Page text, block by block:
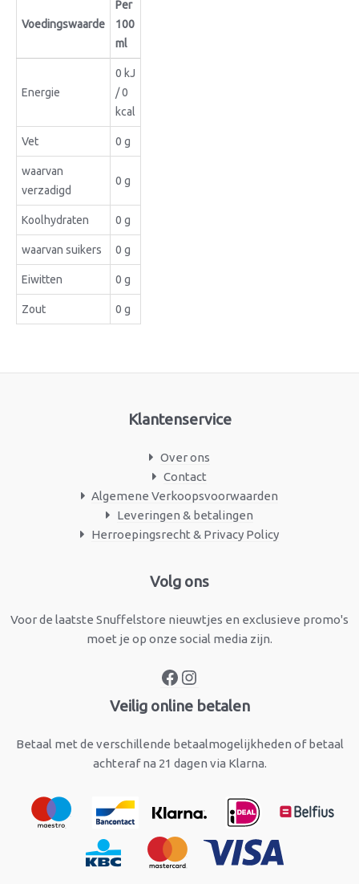
Voedingswaarde
Per
100
ml
Energie
0 kJ
/ 0
kcal
Vet 0 g
waarvan
verzadigd
0 g
Koolhydraten 0 g
waarvan suikers 0 g
Eiwitten 0 g
Zout 0 g
Klantenservice
Over ons
Contact
Algemene Verkoopsvoorwaarden
Leveringen & betalingen
Herroepingsrecht & Privacy Policy
Volg ons
Voor de laatste Snuffelstore nieuwtjes en exclusieve promo's
moet je op onze social media zijn.
Facebook
Veilig online betalen
Betaal met de verschillende betaalmogelijkheden of betaal
achteraf na 21 dagen via Klarna.